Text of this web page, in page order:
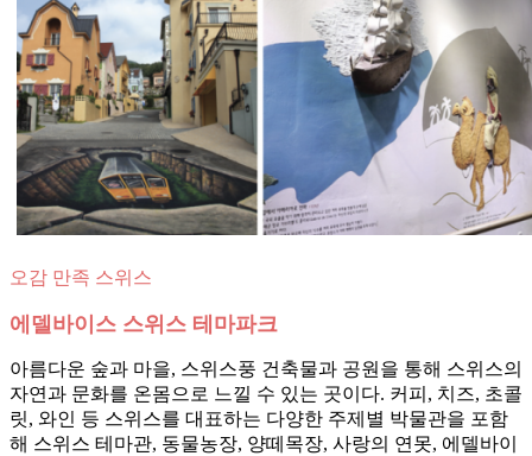
오감 만족 스위스
에델바이스 스위스 테마파크
아름다운 숲과 마을, 스위스풍 건축물과 공원을 통해 스위스의
자연과 문화를 온몸으로 느낄 수 있는 곳이다. 커피, 치즈, 초콜
릿, 와인 등 스위스를 대표하는 다양한 주제별 박물관을 포함
해 스위스 테마관, 동물농장, 양떼목장, 사랑의 연못, 에델바이